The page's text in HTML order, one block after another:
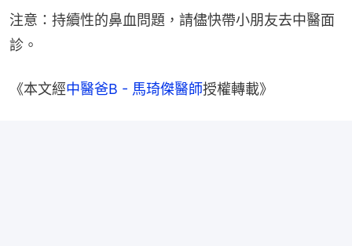
注意：持續性的鼻血問題，請儘快帶小朋友去中醫面
診。
《本文經中醫爸B - 馬琦傑醫師授權轉載》